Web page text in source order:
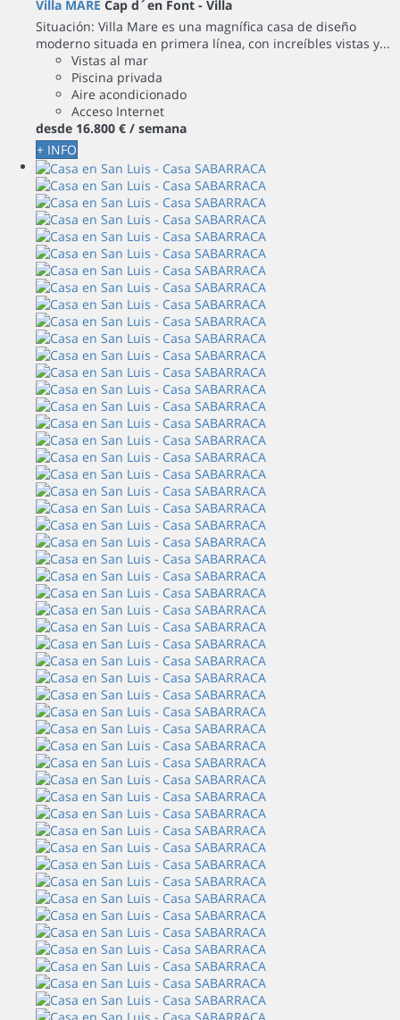
Villa MARE Cap d´en Font - Villa
Situación: Villa Mare es una magnífica casa de diseño
moderno situada en primera línea, con increíbles vistas y...
Vistas al mar
Piscina privada
Aire acondicionado
Acceso Internet
desde 16.800 € / semana
+ INFO